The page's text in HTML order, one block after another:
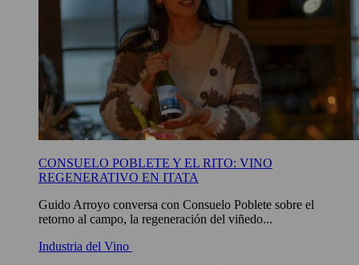
CONSUELO POBLETE Y EL RITO: VINO
REGENERATIVO EN ITATA
Guido Arroyo conversa con Consuelo Poblete sobre el
retorno al campo, la regeneración del viñedo...
Industria del Vino